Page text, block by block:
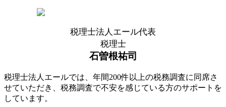
税理士法人エール代表
税理士
石曽根祐司
税理士法人エールでは、年間200件以上の税務調査に同席さ
せていただき、税務調査で不安を感じている方のサポートを
しています。